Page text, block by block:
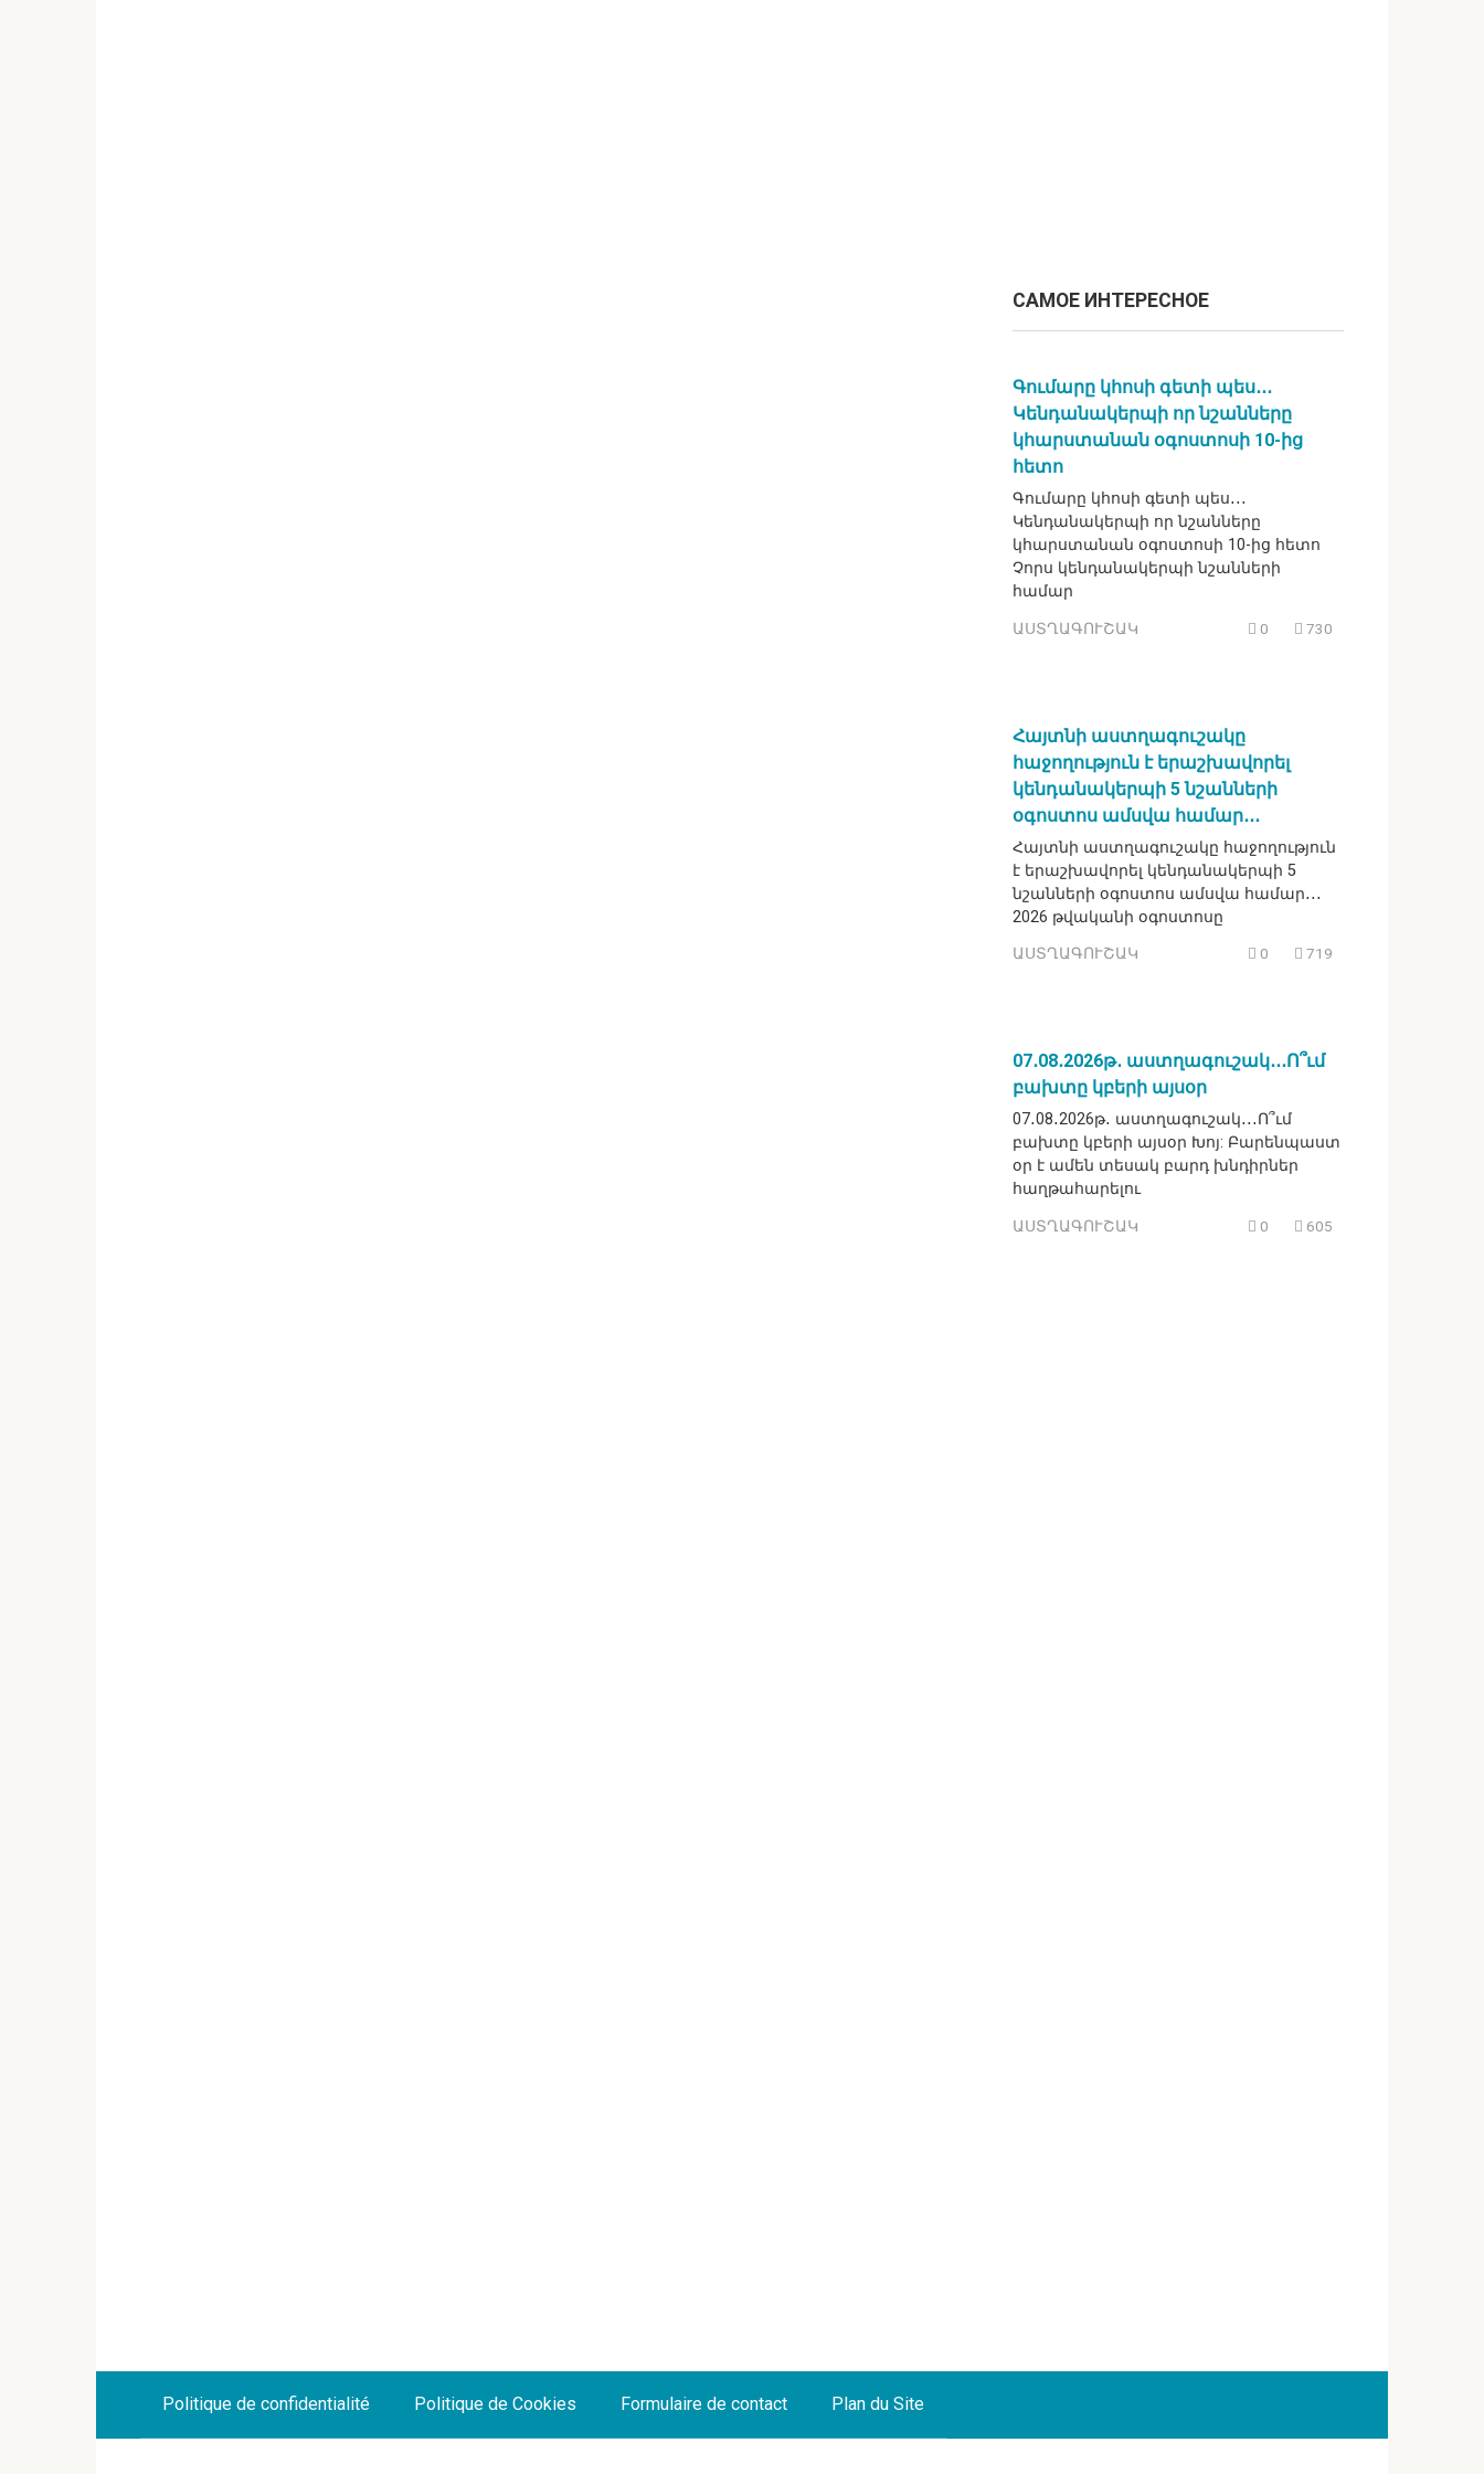
САМОЕ ИНТЕРЕСНОЕ
Գումարը կհոսի գետի պես․․․
Կենդանակերպի որ նշանները
կհարստանան օգոստոսի 10-ից
հետո
Գումարը կհոսի գետի պես․․․
Կենդանակերպի որ նշանները
կհարստանան օգոստոսի 10-ից հետո
Չորս կենդանակերպի նշանների
համար
ԱՍՏՂԱԳՈՒՇԱԿ 0 730
Հայտնի աստղագուշակը
հաջողություն է երաշխավորել
կենդանակերպի 5 նշանների
օգոստոս ամսվա համար․․․
Հայտնի աստղագուշակը հաջողություն
է երաշխավորել կենդանակերպի 5
նշանների օգոստոս ամսվա համար․․․
2026 թվականի օգոստոսը
ԱՍՏՂԱԳՈՒՇԱԿ 0 719
07․08․2026թ․ աստղագուշակ․․․Ո՞ւմ
բախտը կբերի այսօր
07․08․2026թ․ աստղագուշակ․․․Ո՞ւմ
բախտը կբերի այսօր Խոյ: Բարենպաստ
օր է ամեն տեսակ բարդ խնդիրներ
հաղթահարելու
ԱՍՏՂԱԳՈՒՇԱԿ 0 605
Politique de confidentialité Politique de Cookies Formulaire de contact Plan du Site